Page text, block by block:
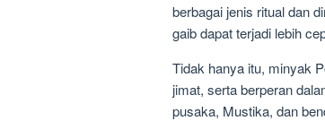
berbagai jenis ritual dan
gaib dapat terjadi lebih
Tidak hanya itu, minyak
jimat, serta berperan
pusaka, Mustika, dan